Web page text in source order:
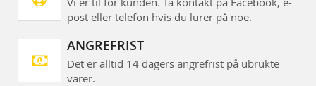
post eller telefon hvis du lurer på noe.
ANGREFRIST
Det er alltid 14 dagers angrefrist på ubrukte
varer.